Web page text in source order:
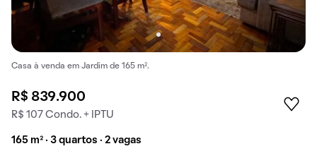
Casa à venda em Jardim de 165 m².
R$ 839.900
R$ 107 Condo. + IPTU
165 m² · 3 quartos · 2 vagas